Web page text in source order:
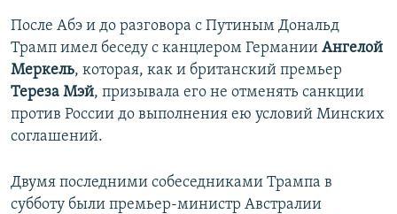
После Абэ и до разговора с Путиным Дональд
Трамп имел беседу с канцлером Германии Ангелой
Меркель, которая, как и британский премьер
Тереза Мэй, призывала его не отменять санкции
против России до выполнения ею условий Минских
соглашений.
Двумя последними собеседниками Трампа в
субботу были премьер-министр Австралии